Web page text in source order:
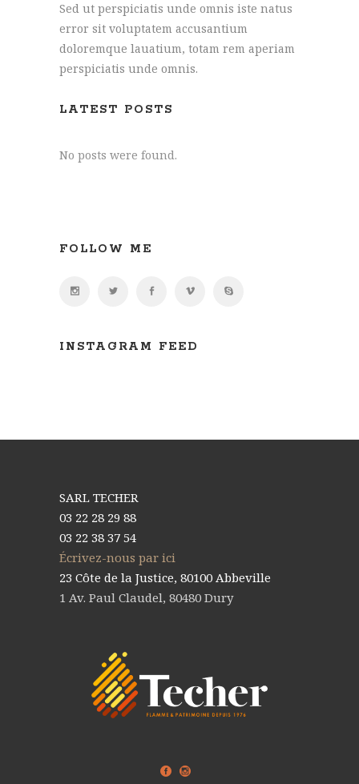
Sed ut perspiciatis unde omnis iste natus
error sit voluptatem accusantium
doloremque lauatium, totam rem aperiam
perspiciatis unde omnis.
LATEST POSTS
No posts were found.
FOLLOW ME
INSTAGRAM FEED
SARL TECHER
03 22 28 29 88
03 22 38 37 54
Écrivez-nous par ici
23 Côte de la Justice, 80100 Abbeville
1 Av. Paul Claudel, 80480 Dury